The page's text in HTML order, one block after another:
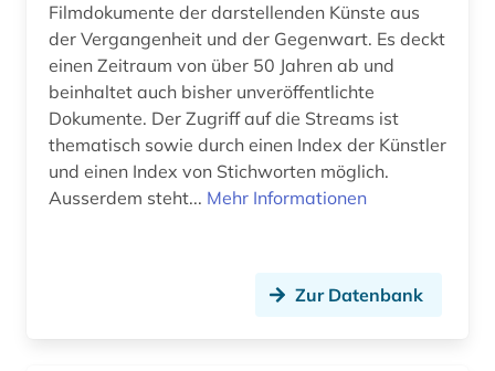
Filmdokumente der darstellenden Künste aus
der Vergangenheit und der Gegenwart. Es deckt
einen Zeitraum von über 50 Jahren ab und
beinhaltet auch bisher unveröffentlichte
Dokumente. Der Zugriff auf die Streams ist
thematisch sowie durch einen Index der Künstler
und einen Index von Stichworten möglich.
Ausserdem steht... Mehr Informationen
Zur Datenbank